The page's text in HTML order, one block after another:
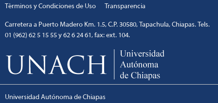
Términos y Condiciones de Uso Transparencia
Carretera a Puerto Madero Km. 1.5, C.P. 30580, Tapachula, Chiapas. Tels.
01 (962) 62 5 15 55 y 62 6 24 61, fax: ext. 104.
Universidad Autónoma de Chiapas